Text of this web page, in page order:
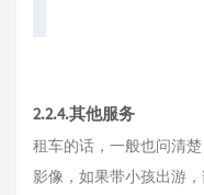
2.2.4.其他服务
租车的话，一般也问清
影像，如果带小孩出游